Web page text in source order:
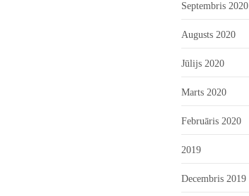
Septembris 2020
Augusts 2020
Jūlijs 2020
Marts 2020
Februāris 2020
2019
Decembris 2019